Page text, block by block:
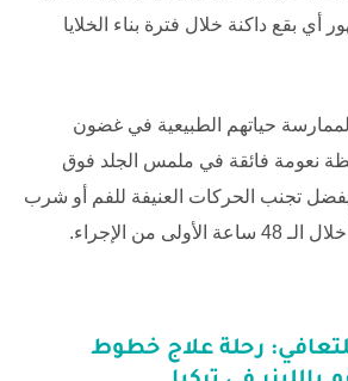
بقع داكنة خلال فترة بناء الخلايا
حياتهم الطبيعية في غضون
نعومة فائقة في ملمس الجلد فوق
يفضل تجنب الحركات العنيفة للفم أو شرب
من الإجراء.
رحلة علاج خطوط